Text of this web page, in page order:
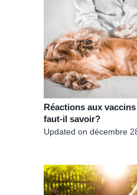
Réactions aux
faut-il savoir?
Updated on décembre